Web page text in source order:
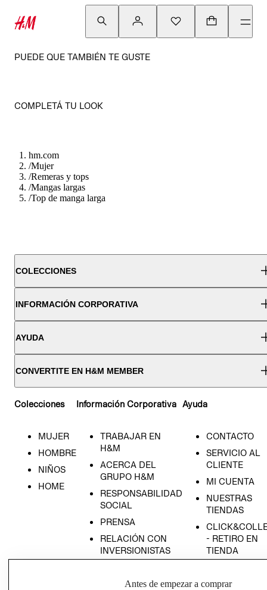
PUEDE QUE TAMBIÉN TE GUSTE
COMPLETÁ TU LOOK
hm.com
/Mujer
/Remeras y tops
/Mangas largas
/Top de manga larga
COLECCIONES
INFORMACIÓN CORPORATIVA
AYUDA
CONVERTITE EN H&M MEMBER
Colecciones
MUJER
HOMBRE
NIÑOS
HOME
Información Corporativa
TRABAJAR EN
H&M
ACERCA DEL
GRUPO H&M
RESPONSABILIDAD
SOCIAL
PRENSA
RELACIÓN CON
INVERSIONISTAS
EMPRESARIAL
Ayuda
CONTACTO
SERVICIO AL
CLIENTE
MI CUENTA
NUESTRAS
TIENDAS
- RETIRO EN
TIENDA
Antes de empezar a comprar